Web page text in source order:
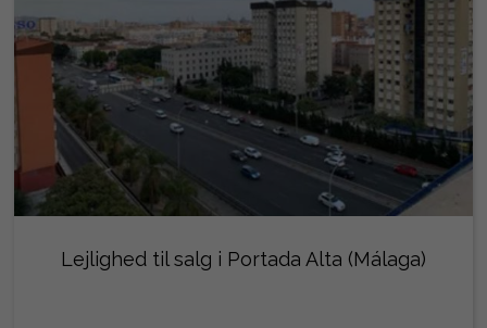
Lejlighed til salg i Portada Alta (Málaga)